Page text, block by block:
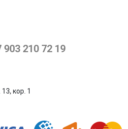
903 210 72 19
кор. 1